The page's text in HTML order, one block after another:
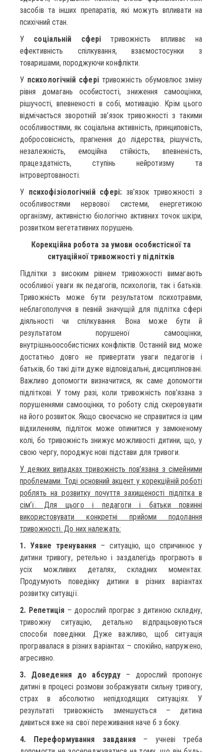
засобів та інших препаратів, які можуть впливати на
психічний стан.
У соціальній сфері тривожність впливає на
ефективність спілкування, взаємостосунки з
товаришами, породжуючи конфлікти.
У психологічній сферітривожність обумовлює зміну
рівня домагань особистості, зниження самооцінки,
рішучості, впевненості в собі, мотивацію. Крім цього
відмічається зворотній зв’язок тривожності з такими
особливостями, як соціальна активність, принциповість,
добросовісність, прагнення до лідерства, рішучість,
незалежність, емоційна стійкість, впевненість,
працездатність, ступінь нейротизму та
інтровертованості.
У психофізіологічній сфері:зв’язок тривожності з
особливостями нервової системи, енергетикою
організму, активністю біологічно активних точок шкіри,
розвитком вегетативних порушень.
Корекційна робота за умови особистісної та
ситуаційної тривожності у підлітків
Підлітки з високим рівнем тривожності вимагають
особливої уваги як педагогів, психологів, так і батьків.
Тривожність може бути результатом психотравми,
неблагополуччя в певній значущій для підлітка сфері
діяльності чи спілкування. Вона може бути й
результатом порушеної самооцінки,
внутрішньоособистісних конфліктів. Останній вид може
достатньо довго не привертати уваги педагогів і
батьків, бо такі діти дуже відповідальні, дисципліновані.
Важливо допомогти визначитися, як саме допомогти
підліткові. У тому разі, коли тривожність пов’язана з
порушеннями самооцінки, то роботу слід скеровувати
на його розвиток. Якщо своєчасно не справитися із цим
відхиленням, підліток може опинитися у замкненому
колі, бо тривожність знижує можливості дитини, що, у
свою чергу, породжує нові підстави для тривоги.
У деяких випадках тривожність пов’язана з сімейними
проблемами. Тоді основний акцент у корекційній роботі
роблять на розвитку почуття захищеності підлітка в
сім’ї. Для цього і педагоги і батьки повинні
використовувати конкретні прийоми подолання
тривожності. До них належать:
1. Уявне тренування – ситуацію, що спричинює у
дитини тривогу, ретельно і заздалегідь програють в
усіх можливих деталях, складних моментах.
Продумують поведінку дитини в різних варіантах
розвитку ситуації.
2. Репетиція – дорослий програє з дитиною складну,
тривожну ситуацію, детально відпрацьовуються
способи поведінки. Дуже важливо, щоб ситуація
програвалася в різних варіантах – спокійно, напружено,
агресивно.
3. Доведення до абсурду – дорослий пропонує
дитині в процесі розмови зображувати сильну тривогу,
страх в абсолютно непідходящих ситуаціях. У
результаті тривожність зменшується – дитина
дивиться вже на свої переживання наче б з боку.
4. Переформування завдання– учневі треба